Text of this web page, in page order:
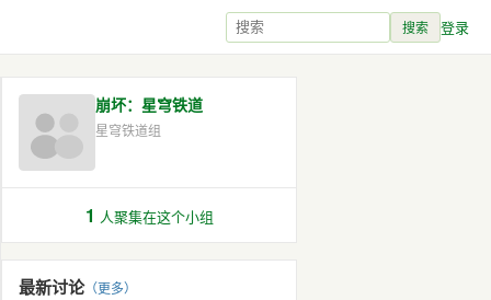
搜索 登录
崩坏：星穹铁道
星穹铁道组
1 人聚集在这个小组
最新讨论（更多）